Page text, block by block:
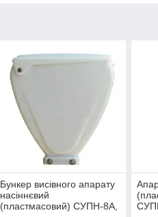
Бункер висівного апарату
насіннєвий
(пластмасовий) СУПН-8А,